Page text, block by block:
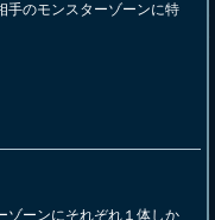
手のモンスターゾーンに特
ゾーンにそれぞれ１体しか